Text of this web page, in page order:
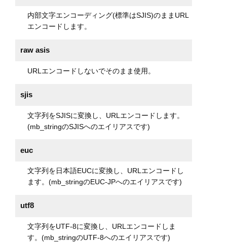
内部文字エンコーディング(標準はSJIS)のままURL
エンコードします。
raw asis
URLエンコードしないでそのまま使用。
sjis
文字列をSJISに変換し、URLエンコードします。
(mb_stringのSJISへのエイリアスです)
euc
文字列を日本語EUCに変換し、URLエンコードし
ます。(mb_stringのEUC-JPへのエイリアスです)
utf8
文字列をUTF-8に変換し、URLエンコードしま
す。(mb_stringのUTF-8へのエイリアスです)